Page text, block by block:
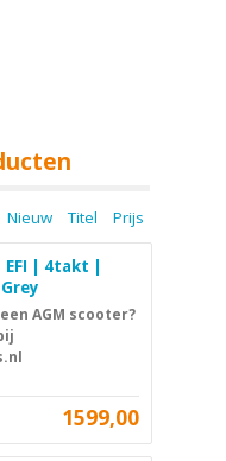
Nieuw Titel Prijs
EFI | 4takt |
AGM scooter?
1599,00